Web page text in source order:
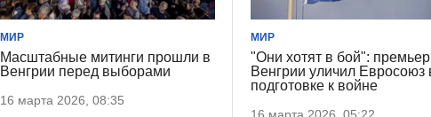
МИР
Масштабные митинги прошли в
Венгрии перед выборами
16 марта 2026, 08:35
МИР
"Они хотят в бой": премьер
Венгрии уличил Евросоюз
подготовке к войне